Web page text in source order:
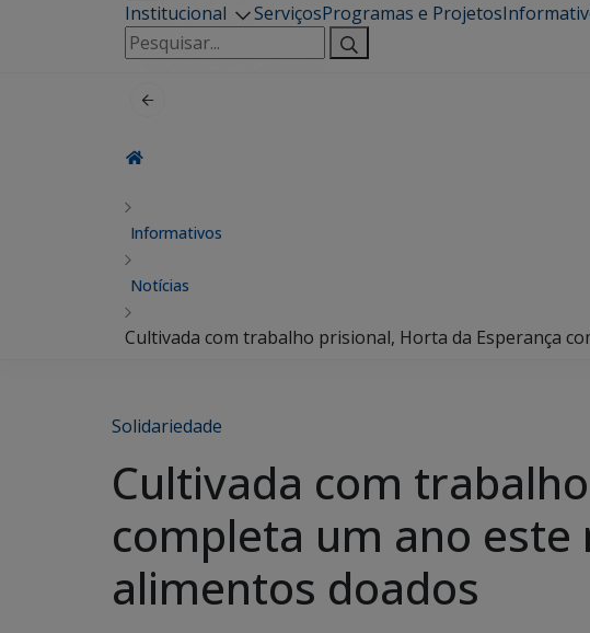
Institucional ServiçosProgramas e Projetos
Pesquisar
por:
Informativos
Notícias
Cultivada com trabalho prisional, Horta da Esperança
Solidariedade
Cultivada com
completa um ano este
alimentos doados